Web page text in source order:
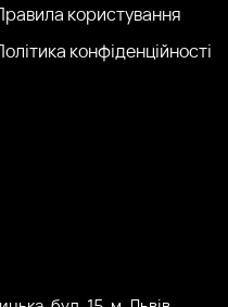
користування
конфіденційності